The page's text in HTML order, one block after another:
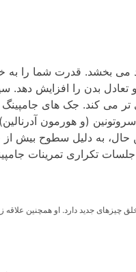
بخشد. قدرت شما را به
تعادل بدن را افزایش
تر می کند. جک های
(و هورمون
به دلیل سطوح بیش از